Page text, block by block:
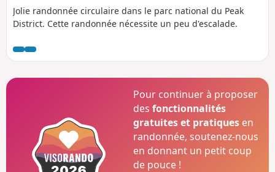
Jolie randonnée circulaire dans le parc national du Peak
District. Cette randonnée nécessite un peu d'escalade.
Pour continuer à proposer
desfonctionnalités
gratuites et pratiques en
randonnée, soutenez-nous
en donnant un petit coup
de pouce !